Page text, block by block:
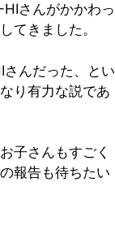
さんがかかわっ
てきました。
んだった、とい
り有力な説であ
子さんもすごく
報告も待ちたい